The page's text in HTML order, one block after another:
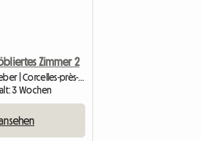
Zimmer 2
Unterkunft beim Gastgeber | Corcelles-près-Payerne (1562) | 12 M2
3 Wochen